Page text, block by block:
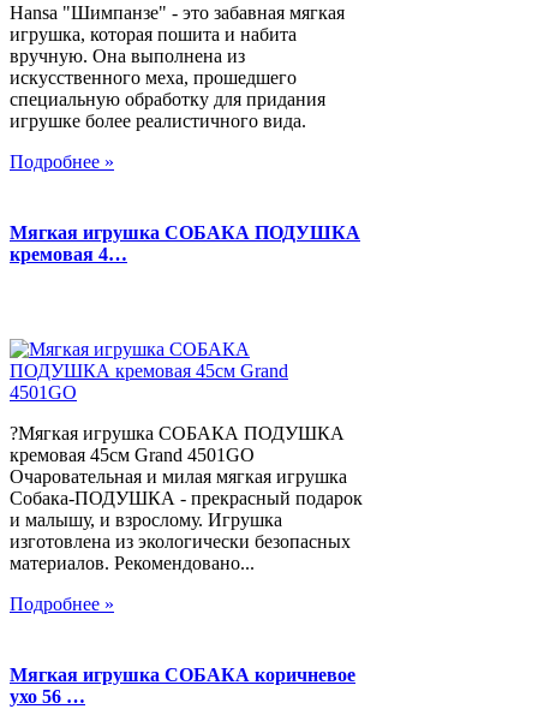
Hansa "Шимпанзе" - это забавная мягкая
игрушка, которая пошита и набита
вручную. Она выполнена из
искусственного меха, прошедшего
специальную обработку для придания
игрушке более реалистичного вида.
Подробнее »
Мягкая игрушка СОБАКА ПОДУШКА
кремовая 4…
?Мягкая игрушка СОБАКА ПОДУШКА
кремовая 45см Grand 4501GO
Очаровательная и милая мягкая игрушка
Собака-ПОДУШКА - прекрасный подарок
и малышу, и взрослому. Игрушка
изготовлена из экологически безопасных
материалов. Рекомендовано...
Подробнее »
Мягкая игрушка СОБАКА коричневое
ухо 56 …